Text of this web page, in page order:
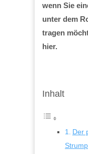
wenn Sie
unter dem
tragen
hier.
Inhalt
Der